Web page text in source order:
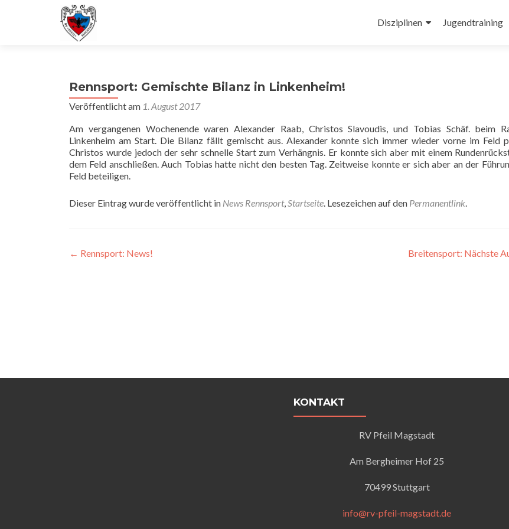
Inhalt
Disziplinen Jugendtraining
Rennsport: Gemischte Bilanz in Linkenheim!
Veröffentlicht am 1. August 2017
Am vergangenen Wochenende waren Alexander Raab, Christos Slavoudis, und Tobias Schäf. beim
Linkenheim am Start. Die Bilanz fällt gemischt aus. Alexander konnte sich immer wieder vorne im Feld
Christos wurde jedoch der sehr schnelle Start zum Verhängnis. Er konnte sich aber mit einem
dem Feld anschließen. Auch Tobias hatte nicht den besten Tag. Zeitweise konnte er sich aber an der
Feld beteiligen.
Dieser Eintrag wurde veröffentlicht in News Rennsport,Startseite. Lesezeichen auf den Permanentlink.
Beitragsnavigation
← Rennsport: News! Breitensport: Nächste
KONTAKT
RV Pfeil Magstadt
Am Bergheimer Hof 25
70499 Stuttgart
info@rv-pfeil-magstadt.de